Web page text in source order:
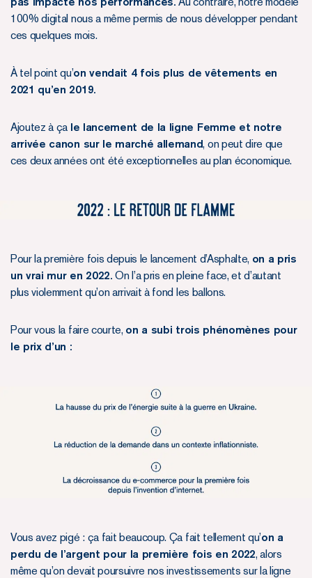
100% digital nous a même permis de nous développer pendant
ces quelques mois.
À tel point qu’on vendait 4 fois plus de vêtements en
2021 qu’en 2019.
Ajoutez à ça le lancement de la ligne Femme et notre
arrivée canon sur le marché allemand, on peut dire que
ces deux années ont été exceptionnelles au plan économique.
Pour la première fois depuis le lancement d’Asphalte, on a pris
un vrai mur en 2022. On l’a pris en pleine face, et d’autant
plus violemment qu’on arrivait à fond les ballons.
Pour vous la faire courte, on a subi trois phénomènes pour
le prix d’un :
Vous avez pigé : ça fait beaucoup. Ça fait tellement qu’on a
perdu de l’argent pour la première fois en 2022, alors
même qu’on devait poursuivre nos investissements sur la ligne